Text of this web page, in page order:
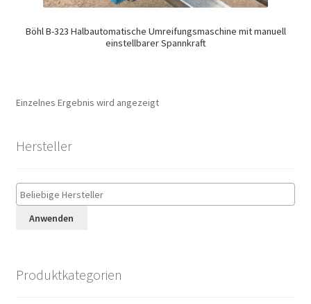
Böhl B-323 Halbautomatische Umreifungsmaschine mit manuell
einstellbarer Spannkraft
Einzelnes Ergebnis wird angezeigt
Hersteller
Anwenden
Produktkategorien